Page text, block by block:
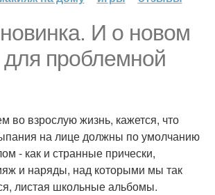
И о новом
для проблемной
во взрослую жизнь, кажется, что
на лице должны по умолчанию
- как и странные прически,
и наряды, над которыми мы так
листая школьные альбомы.